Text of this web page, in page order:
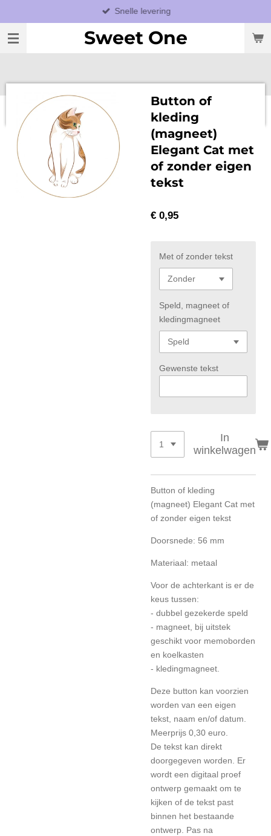
direct
naar
Sweet One
Snelle levering
Button of
kleding
(magneet)
Elegant Cat met
of zonder eigen
tekst
€ 0,95
Met of zonder tekst
Speld, magneet of
kledingmagneet
Gewenste tekst
In
winkelwagen
Button of kleding
(magneet) Elegant Cat met
of zonder eigen tekst
Doorsnede: 56 mm
Materiaal: metaal
Voor de achterkant is er de
keus tussen:
- dubbel gezekerde speld
- magneet, bij uitstek
geschikt voor memoborden
en koelkasten
- kledingmagneet.
Deze button kan voorzien
worden van een eigen
tekst, naam en/of datum.
Meerprijs 0,30 euro.
De tekst kan direkt
doorgegeven worden. Er
wordt een digitaal proef
ontwerp gemaakt om te
kijken of de tekst past
binnen het bestaande
ontwerp. Pas na